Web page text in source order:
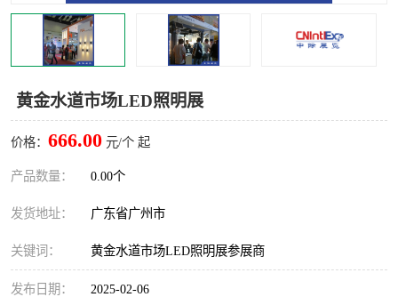
黄金水道市场LED照明展
价格： 666.00 元/个 起
产品数量： 0.00个
发货地址： 广东省广州市
关键词： 黄金水道市场LED照明展参展商
发布日期： 2025-02-06